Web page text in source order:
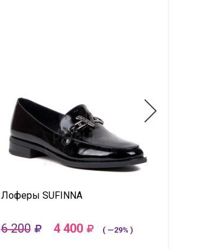
Лоферы SUFINNA
6 200 4 400 ( —29% )